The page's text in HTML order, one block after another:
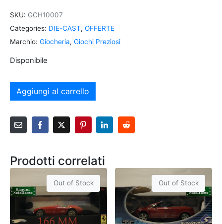
SKU: GCH10007
Categories: DIE-CAST, OFFERTE
Marchio: Giocheria, Giochi Preziosi
Disponibile
Aggiungi al carrello
Prodotti correlati
Out of Stock Out of Stock